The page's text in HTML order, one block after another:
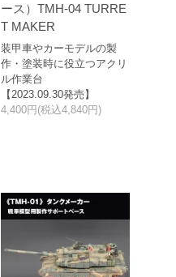
ース）TMH-04 TURRE
T MAKER
装甲車やカーモデルの製
作・塗装時に役立つアクリ
ル作業台
【2023.09.30発売】
4,400円(税込4,840円)